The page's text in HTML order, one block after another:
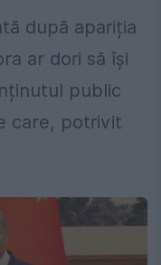
după apariția
ar dori să își
public
care, potrivit